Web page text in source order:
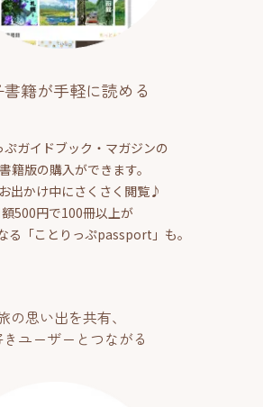
書籍が手軽に読める
ぷガイドブック・マガジンの
籍版の購入ができます。
出かけ中にさくさく閲覧♪
500円で100冊以上が
る「ことりっぷpassport」も。
の思い出を共有、
ユーザーとつながる